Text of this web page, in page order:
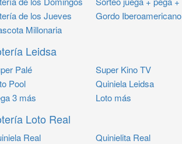
de los Jueves
Millonaria
Gordo Iberoamericano
Leidsa
Palé
Pool
3 más
Super Kino TV
Quiniela Leidsa
Loto más
Loto Real
Real
Quinielita Real